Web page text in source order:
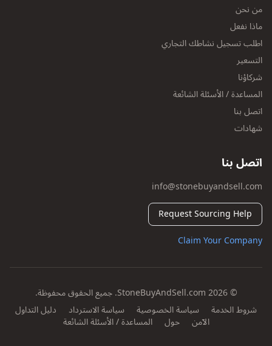
من نحن
ماذا نفعل
اطلب تسجيل نشاطك التجاري
التسعير
شركاؤنا
المساعدة / الأسئلة الشائعة
اتصل بنا
شهادات
اتصل بنا
info@stonebuyandsell.com
Request Sourcing Help
Claim Your Company
© 2026 StoneBuyAndSell.com. جميع الحقوق محفوظة.
شروط الخدمة
سياسة الخصوصية سياسة الاسترداد دليل التداول
الآمن حول المساعدة / الأسئلة الشائعة